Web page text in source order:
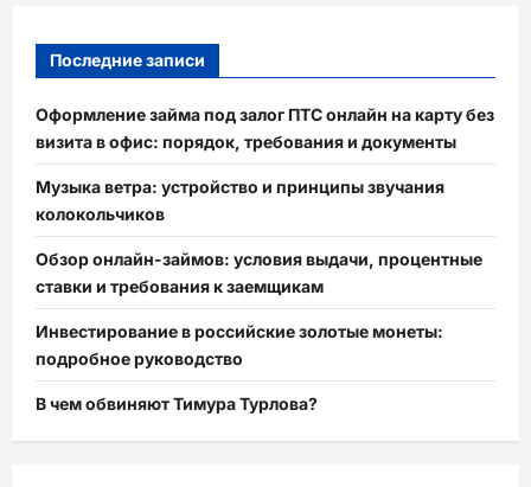
Последние записи
Оформление займа под залог ПТС онлайн на карту без
визита в офис: порядок, требования и документы
Музыка ветра: устройство и принципы звучания
колокольчиков
Обзор онлайн-займов: условия выдачи, процентные
ставки и требования к заемщикам
Инвестирование в российские золотые монеты:
подробное руководство
В чем обвиняют Тимура Турлова?